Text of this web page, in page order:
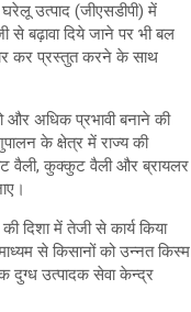
उत्पाद (जीएसडीपी) में
से बढ़ावा दिये जाने पर भी बल
कर प्रस्तुत करने के साथ
और अधिक प्रभावी बनाने की
के क्षेत्र में राज्य की
वैली, कुक्कुट वैली और ब्रायलर
दिशा में तेजी से कार्य किया
से किसानों को उन्नत किस्म
दुग्ध उत्पादक सेवा केन्द्र